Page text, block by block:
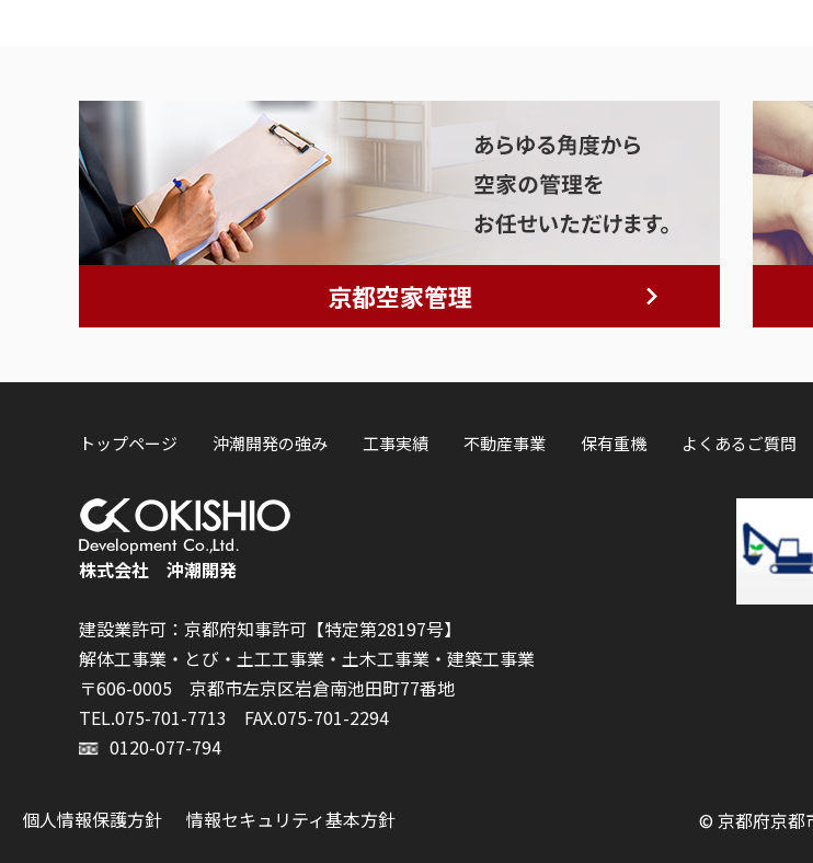
京都空家管理
トップページ 沖潮開発の強み 工事実績 不動産事業 保有重機 よくあるご質問
株式会社 沖潮開発
建設業許可：京都府知事許可【特定第28197号】
解体工事業・とび・土工工事業・土木工事業・建築工事業
〒606-0005 京都市左京区岩倉南池田町77番地
TEL.075-701-7713 FAX.075-701-2294
0120-077-794
個人情報保護方針 情報セキュリティ基本方針 © 京都府京